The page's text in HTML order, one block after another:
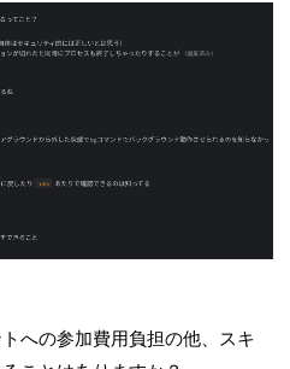
への参加費用負担の他、スキ